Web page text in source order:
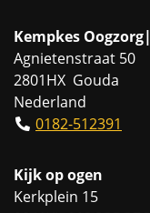
Kempkes
Agnietenstraat 50
2801HX Gouda
Nederland
0182-512391
Kijk op ogen
Kerkplein 15